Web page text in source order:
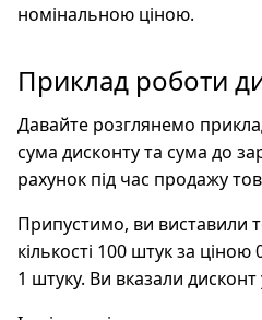
номінальною ціною.
Приклад роботи
Давайте розглянемо
сума дисконту та сума до
рахунок під час продажу
Припустимо, ви виставили
кількості 100 штук за
1 штуку. Ви вказали дисконт